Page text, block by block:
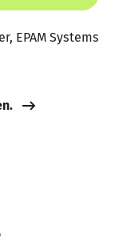
EPAM Systems